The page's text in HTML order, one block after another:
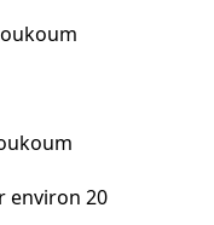
environ 20